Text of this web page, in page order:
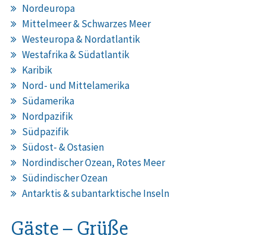
Nordeuropa
Mittelmeer & Schwarzes Meer
Westeuropa & Nordatlantik
Westafrika & Südatlantik
Karibik
Nord- und Mittelamerika
Südamerika
Nordpazifik
Südpazifik
Südost- & Ostasien
Nordindischer Ozean, Rotes Meer
Südindischer Ozean
Antarktis & subantarktische Inseln
Gäste – Grüße